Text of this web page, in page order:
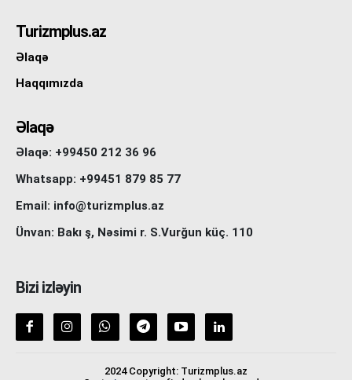
Turizmplus.az
Əlaqə
Haqqımızda
Əlaqə
Əlaqə: +99450 212 36 96
Whatsapp: +99451 879 85 77
Email: info@turizmplus.az
Ünvan: Bakı ş, Nəsimi r. S.Vurğun küç. 110
Bizi izləyin
2024 Copyright: Turizmplus.az